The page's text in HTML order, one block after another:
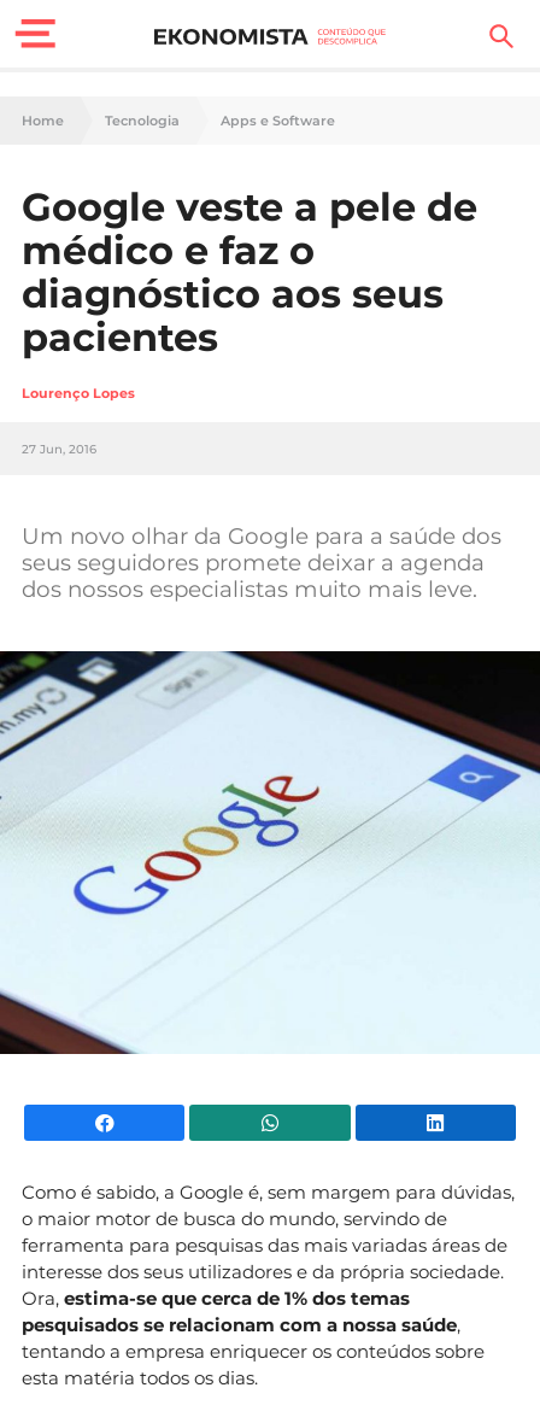
Finanças Pessoais
Carreira
Casa
Lifestyle
Sociedade
Tecnologia
Negócios
Mundial 2026
Home Tecnologia Apps e Software
Google veste a pele de
médico e faz o
diagnóstico aos seus
pacientes
Lourenço Lopes
27 Jun, 2016
Um novo olhar da Google para a saúde dos
seus seguidores promete deixar a agenda
dos nossos especialistas muito mais leve.
Facebook WhatsApp
Como é sabido, a Google é, sem margem para dúvidas,
o maior motor de busca do mundo, servindo de
ferramenta para pesquisas das mais variadas áreas de
interesse dos seus utilizadores e da própria sociedade.
Ora, estima-se que cerca de 1% dos temas
pesquisados se relacionam com a nossa saúde,
tentando a empresa enriquecer os conteúdos sobre
esta matéria todos os dias.